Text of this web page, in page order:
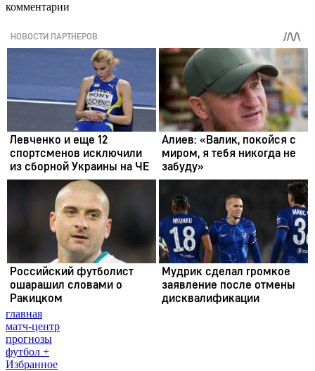
комментарии
главная
матч-центр
прогнозы
футбол +
Избранное